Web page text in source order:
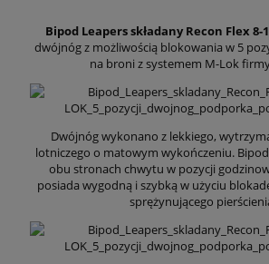
Bipod Leapers składany Recon Flex 8-
dwójnóg z możliwością blokowania w 5
na broni z systemem M-Lok
Dwójnóg wykonano z lekkiego,
lotniczego o matowym wykończeniu.
obu stronach chwytu w pozycji
posiada wygodną i szybką w użyciu
sprężynującego